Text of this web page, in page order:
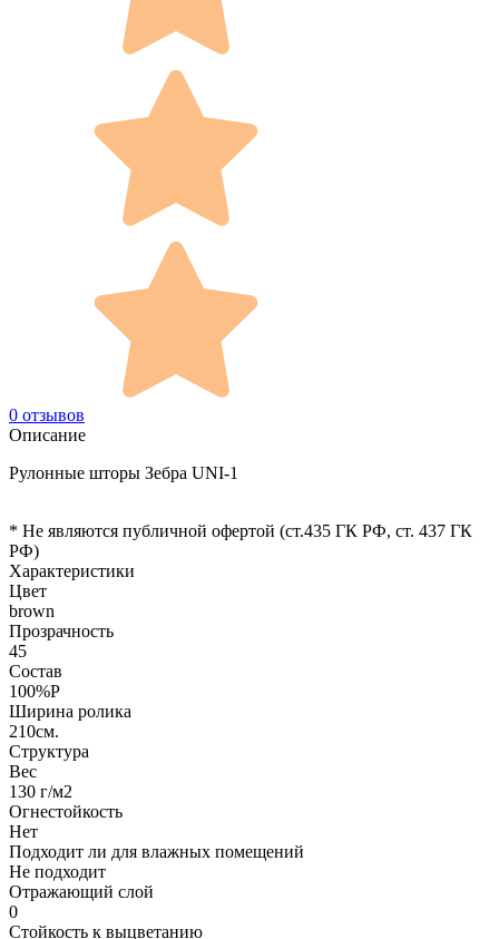
0 отзывов
Описание
Рулонные шторы Зебра UNI-1
* Не являются публичной офертой (ст.435 ГК РФ, cт. 437 ГК
РФ)
Характеристики
Цвет
brown
Прозрачность
45
Состав
100%P
Ширина ролика
210см.
Структура
Вес
130 г/м2
Огнестойкость
Нет
Подходит ли для влажных помещений
Не подходит
Отражающий слой
0
Стойкость к выцветанию